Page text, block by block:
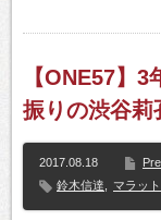
【ONE57】
振りの渋谷
2017.08.18
鈴木信達
マラッ